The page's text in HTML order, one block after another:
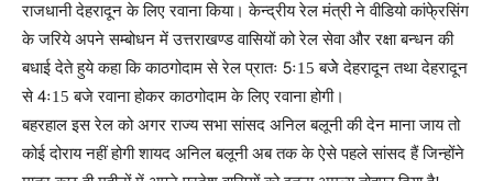
राजधानी देहरादून के लिए रवाना किया। केन्द्रीय रेल मंत्री ने वीडियो कांफे्रसिंग
के जरिये अपने सम्बोधन में उत्तराखण्ड वासियों को रेल सेवा और रक्षा बन्धन की
बधाई देते हुये कहा कि काठगोदाम से रेल प्रातः 5ः15 बजेे देहरादून तथा देहरादून
से 4ः15 बजे रवाना होकर काठगोदाम के लिए रवाना होगी।
बहरहाल इस रेल को अगर राज्य सभा सांसद अनिल बलूनी की देन माना जाय तो
कोई दोराय नहीं होगी शायद अनिल बलूनी अब तक के ऐसे पहले सांसद हैं जिन्होंने